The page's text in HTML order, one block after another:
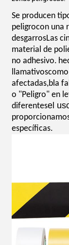
Se producen
peligrocon una
desgarrosLas
material de
no adhesivo.
llamativos
afectadas,bla
o "Peligro" en
diferentesel
específicas.